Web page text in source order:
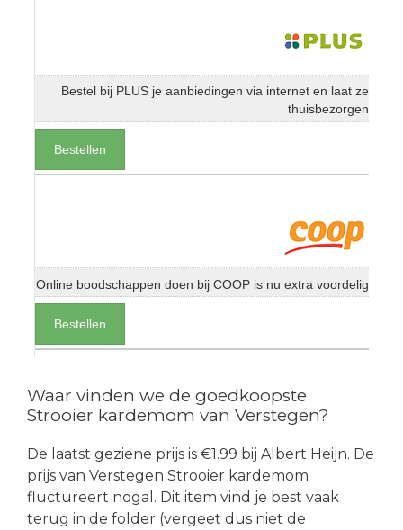
Bestel bij PLUS je aanbiedingen via internet en laat ze
thuisbezorgen
Bestellen
Online boodschappen doen bij COOP is nu extra voordelig
Bestellen
Waar vinden we de goedkoopste
Strooier kardemom van Verstegen?
De laatst geziene prijs is €1.99 bij Albert Heijn. De
prijs van Verstegen Strooier kardemom
fluctureert nogal. Dit item vind je best vaak
terug in de folder (vergeet dus niet de